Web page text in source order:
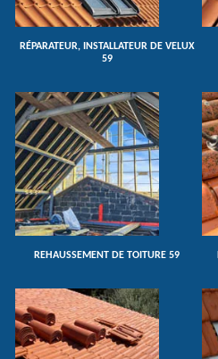
RÉPARATEUR, INSTALLATEUR DE VELUX
59
REHAUSSEMENT DE TOITURE 59